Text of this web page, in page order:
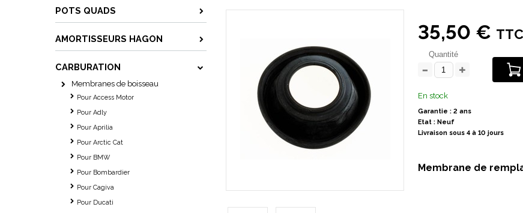
POTS QUADS
AMORTISSEURS HAGON
CARBURATION
Membranes de boisseau
Pour Access Motor
Pour Adly
Pour Aprilia
Pour Arctic Cat
Pour BMW
Pour Bombardier
Pour Cagiva
Pour Ducati
35,50 € TTC
Quantité
En stock
Garantie : 2 ans
Etat : Neuf
Livraison sous 4 à 10 jours
Membrane de